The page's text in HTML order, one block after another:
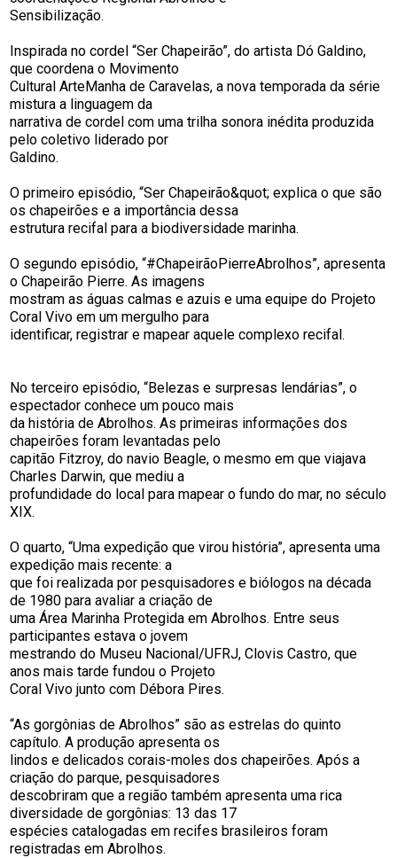
Sensibilização.
Inspirada no cordel “Ser Chapeirão”, do artista Dó Galdino,
que coordena o Movimento
Cultural ArteManha de Caravelas, a nova temporada da série
mistura a linguagem da
narrativa de cordel com uma trilha sonora inédita produzida
pelo coletivo liderado por
Galdino.
O primeiro episódio, “Ser Chapeirão&quot; explica o que são
os chapeirões e a importância dessa
estrutura recifal para a biodiversidade marinha.
O segundo episódio, “#ChapeirãoPierreAbrolhos”, apresenta
o Chapeirão Pierre. As imagens
mostram as águas calmas e azuis e uma equipe do Projeto
Coral Vivo em um mergulho para
identificar, registrar e mapear aquele complexo recifal.
No terceiro episódio, “Belezas e surpresas lendárias”, o
espectador conhece um pouco mais
da história de Abrolhos. As primeiras informações dos
chapeirões foram levantadas pelo
capitão Fitzroy, do navio Beagle, o mesmo em que viajava
Charles Darwin, que mediu a
profundidade do local para mapear o fundo do mar, no século
XIX.
O quarto, “Uma expedição que virou história”, apresenta uma
expedição mais recente: a
que foi realizada por pesquisadores e biólogos na década
de 1980 para avaliar a criação de
uma Área Marinha Protegida em Abrolhos. Entre seus
participantes estava o jovem
mestrando do Museu Nacional/UFRJ, Clovis Castro, que
anos mais tarde fundou o Projeto
Coral Vivo junto com Débora Pires.
“As gorgônias de Abrolhos” são as estrelas do quinto
capítulo. A produção apresenta os
lindos e delicados corais-moles dos chapeirões. Após a
criação do parque, pesquisadores
descobriram que a região também apresenta uma rica
diversidade de gorgônias: 13 das 17
espécies catalogadas em recifes brasileiros foram
registradas em Abrolhos.